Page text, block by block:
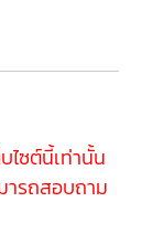
ไซต์นี้เท่านั้น
ารถสอบถาม